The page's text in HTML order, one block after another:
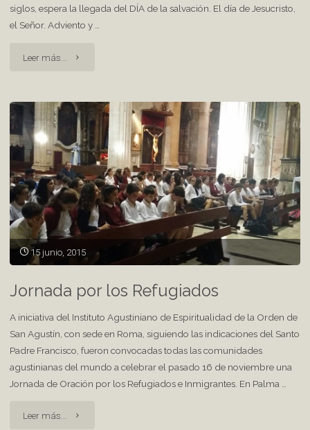
siglos, espera la llegada del DÍA de la salvación. El día de Jesucristo,
el Señor. Adviento y …
Leer más... "Inmaculada"
15 junio, 2015
Jornada por los Refugiados
A iniciativa del Instituto Agustiniano de Espiritualidad de la Orden de
San Agustín, con sede en Roma, siguiendo las indicaciones del Santo
Padre Francisco, fueron convocadas todas las comunidades
agustinianas del mundo a celebrar el pasado 16 de noviembre una
Jornada de Oración por los Refugiados e Inmigrantes. En Palma …
Leer más... "Jornada